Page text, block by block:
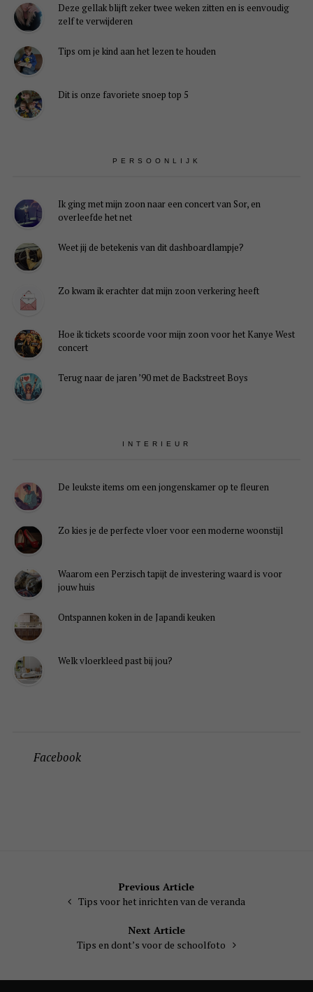
Deze gellak blijft zeker twee weken zitten en is eenvoudig
zelf te verwijderen
Tips om je kind aan het lezen te houden
Dit is onze favoriete snoep top 5
PERSOONLIJK
Ik ging met mijn zoon naar een concert van Sor, en
overleefde het net
Weet jij de betekenis van dit dashboardlampje?
Zo kwam ik erachter dat mijn zoon verkering heeft
Hoe ik tickets scoorde voor mijn zoon voor het Kanye West
concert
Terug naar de jaren ’90 met de Backstreet Boys
INTERIEUR
De leukste items om een jongenskamer op te fleuren
Zo kies je de perfecte vloer voor een moderne woonstijl
Waarom een Perzisch tapijt de investering waard is voor
jouw huis
Ontspannen koken in de Japandi keuken
Welk vloerkleed past bij jou?
Facebook
navigatie
Previous Article
Tips voor het inrichten van de veranda
Next Article
Tips en dont’s voor de schoolfoto